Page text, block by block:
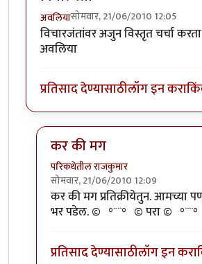
अवलियासोमवार, 21/06/2010 12:05
विचारजंतांवर अजुन विस्तृत चर्चा
अवलिया
प्रतिसाद देण्यासाठीलॉग इन करा
कर की मग
परिकथेतील राजकुमार
सोमवार, 21/06/2010 12:09
In reply toविचारजंताby
कर की मग प्रतिक्रीयेतुन. आमच्या
भर पडेल. ©º°¨¨°º© परा
प्रतिसाद देण्यासाठीलॉग इन करा